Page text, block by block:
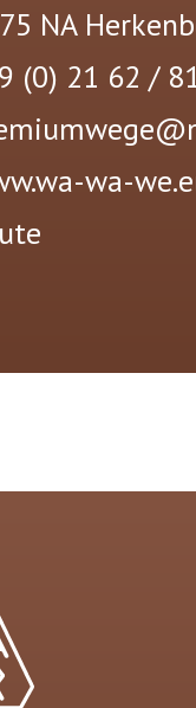
NA
(0) 21 62 /
wa-